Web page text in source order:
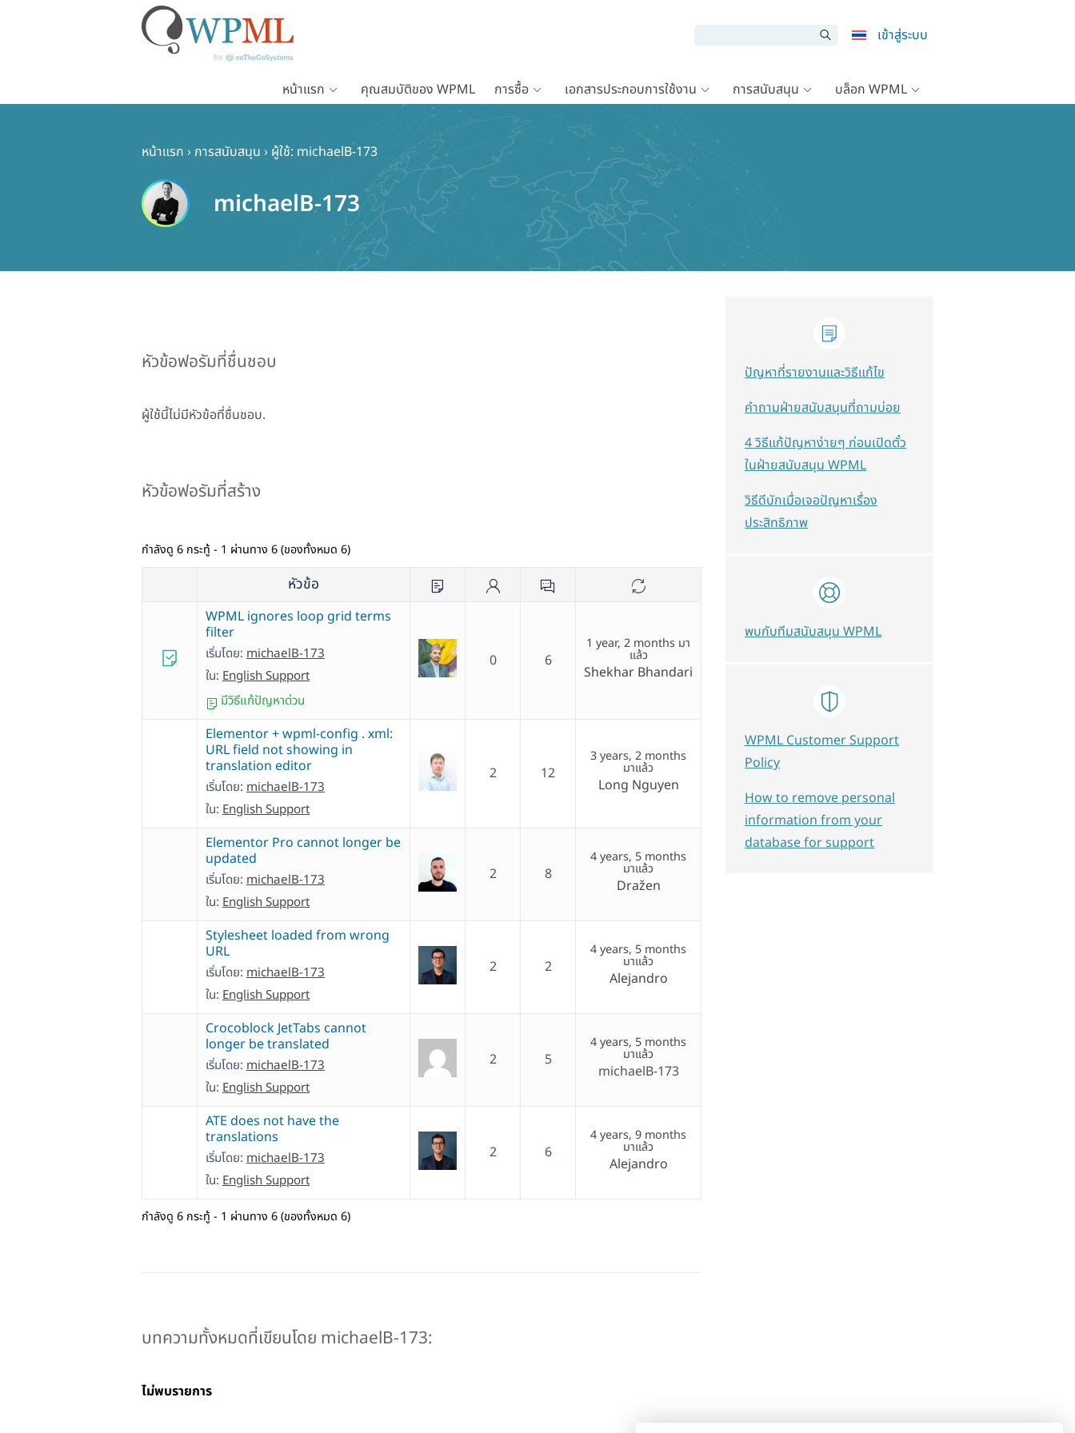
เข้าสู่ระบบ
หน้าแรก คุณสมบัติของ WPML การซื้อ เอกสารประกอบการใช้งาน การสนับสนุน บล็อก WPML
หน้าแรก › การสนับสนุน › ผู้ใช้: michaelB-173
michaelB-173
หัวข้อฟอรัมที่ชื่นชอบ
ผู้ใช้นี้ไม่มีหัวข้อที่ชื่นชอบ.
หัวข้อฟอรัมที่สร้าง
กำลังดู 6 กระทู้ - 1 ผ่านทาง 6 (ของทั้งหมด 6)
หัวข้อ
WPML ignores loop grid terms
filter
เริ่มโดย: michaelB-173
ใน: English Support
มีวิธีแก้ปัญหาด่วน
0 6
1 year, 2 months มา
แล้ว
Shekhar Bhandari
Elementor + wpml-config . xml:
URL field not showing in
translation editor
เริ่มโดย: michaelB-173
ใน: English Support
2 12
3 years, 2 months
มาแล้ว
Long Nguyen
Elementor Pro cannot longer be
updated
เริ่มโดย: michaelB-173
ใน: English Support
2 8
4 years, 5 months
มาแล้ว
Dražen
Stylesheet loaded from wrong
URL
เริ่มโดย: michaelB-173
ใน: English Support
2 2
4 years, 5 months
มาแล้ว
Alejandro
Crocoblock JetTabs cannot
longer be translated
เริ่มโดย: michaelB-173
ใน: English Support
2 5
4 years, 5 months
มาแล้ว
michaelB-173
ATE does not have the
translations
เริ่มโดย: michaelB-173
ใน: English Support
2 6
4 years, 9 months
มาแล้ว
Alejandro
กำลังดู 6 กระทู้ - 1 ผ่านทาง 6 (ของทั้งหมด 6)
บทความทั้งหมดที่เขียนโดย michaelB-173:
ไม่พบรายการ
ปัญหาที่รายงานและวิธีแก้ไข
คำถามฝ่ายสนับสนุนที่ถามบ่อย
4 วิธีแก้ปัญหาง่ายๆ ก่อนเปิดตั๋ว
ในฝ่ายสนับสนุน WPML
วิธีดีบักเมื่อเจอปัญหาเรื่อง
ประสิทธิภาพ
พบกับทีมสนับสนุน WPML
WPML Customer Support
Policy
How to remove personal
information from your
database for support